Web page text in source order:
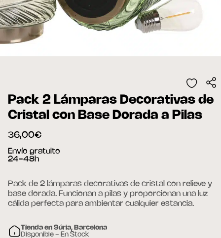
Pack 2 Lámparas Decorativas de
Cristal con Base Dorada a Pilas
36,00€
Envío gratuito
24-48h
Pack de 2 lámparas decorativas de cristal con relieve y
base dorada. Funcionan a pilas y proporcionan una luz
cálida perfecta para ambientar cualquier estancia.
Tienda en Súria, Barcelona
Disponible - En Stock